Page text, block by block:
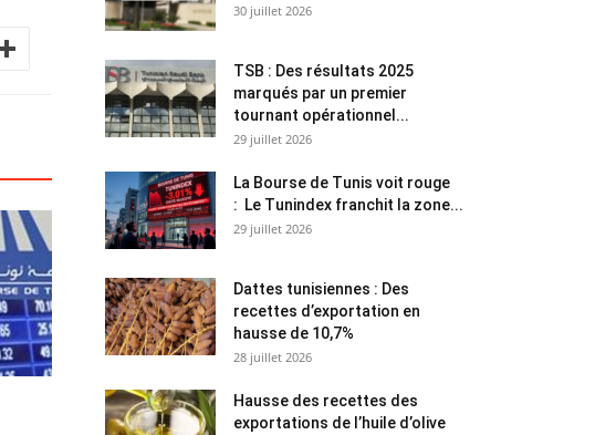
30 juillet 2026
TSB : Des résultats 2025
marqués par un premier
tournant opérationnel...
29 juillet 2026
La Bourse de Tunis voit rouge
: Le Tunindex franchit la zone...
29 juillet 2026
Dattes tunisiennes : Des
recettes d’exportation en
hausse de 10,7%
28 juillet 2026
Hausse des recettes des
exportations de l’huile d’olive